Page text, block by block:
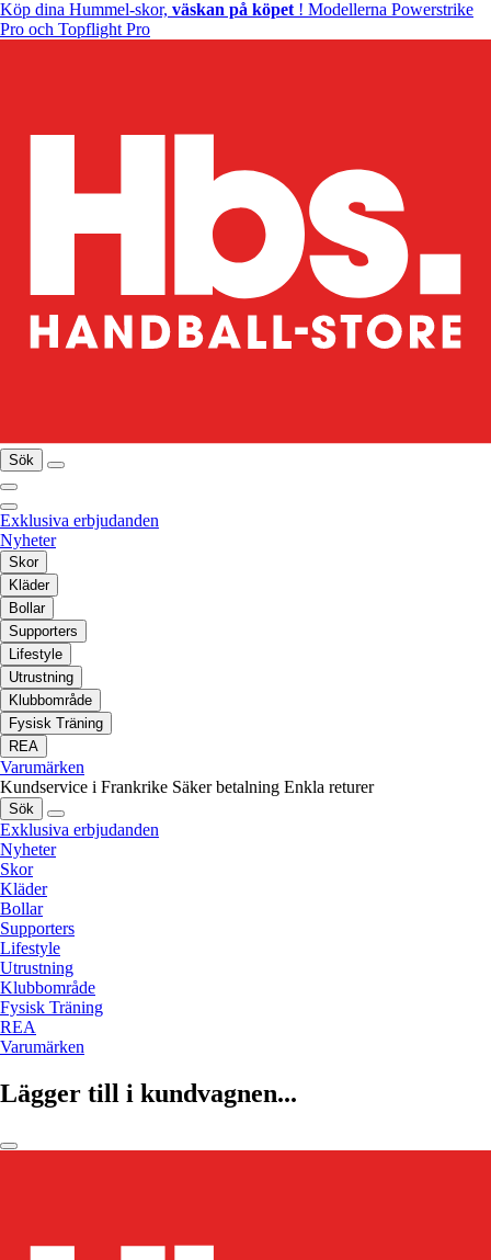
Köp dina Hummel-skor, väskan på köpet ! Modellerna Powerstrike
Pro och Topflight Pro
Sök
Exklusiva erbjudanden
Nyheter
Skor
Kläder
Bollar
Supporters
Lifestyle
Utrustning
Klubbområde
Fysisk Träning
REA
Varumärken
Kundservice i Frankrike Säker betalning Enkla returer
Sök
Exklusiva erbjudanden
Nyheter
Skor
Kläder
Bollar
Supporters
Lifestyle
Utrustning
Klubbområde
Fysisk Träning
REA
Varumärken
Lägger till i kundvagnen...